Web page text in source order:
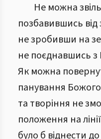
Не можна
позбавившись
не зробивши на
не поєднавшись
Як можна
панування
та творіння не
положення на
було б віднести